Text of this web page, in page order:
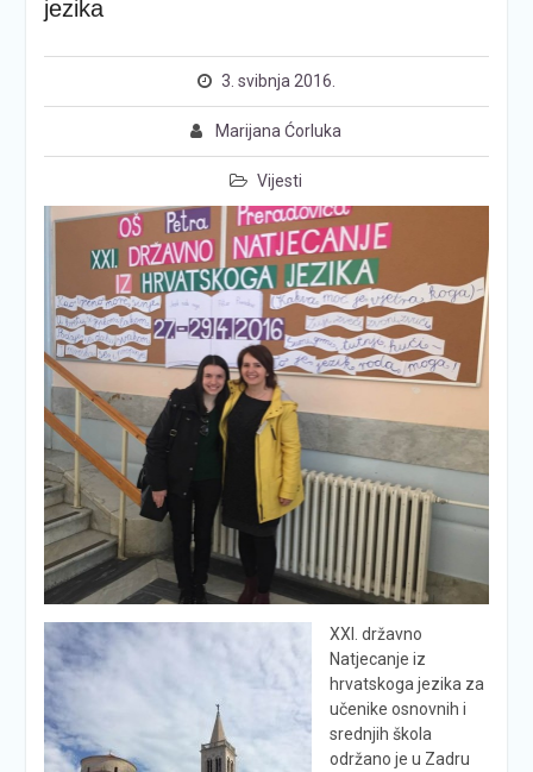
jezika
3. svibnja 2016.
Marijana Ćorluka
Vijesti
XXI. državno
Natjecanje iz
hrvatskoga jezika za
učenike osnovnih i
srednjih škola
održano je u Zadru